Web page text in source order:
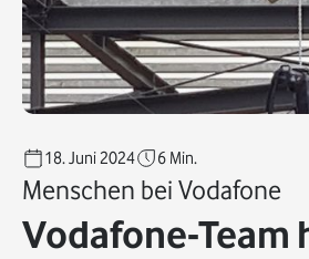
18. Juni 2024 6 Min.
Menschen bei Vodafone
Vodafone-Team